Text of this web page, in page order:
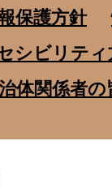
保護方針
シビリティ
体関係者の